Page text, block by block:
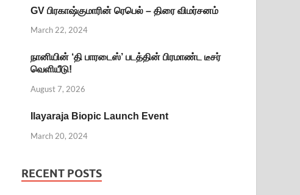
GV பிரகாஷ்குமாரின் ரெபெல் – திரை விமர்சனம்
March 22, 2024
நானியின் ‘தி பாரடைஸ்’ படத்தின் பிரமாண்ட டீசர்
வெளியீடு!
August 7, 2026
Ilayaraja Biopic Launch Event
March 20, 2024
RECENT POSTS